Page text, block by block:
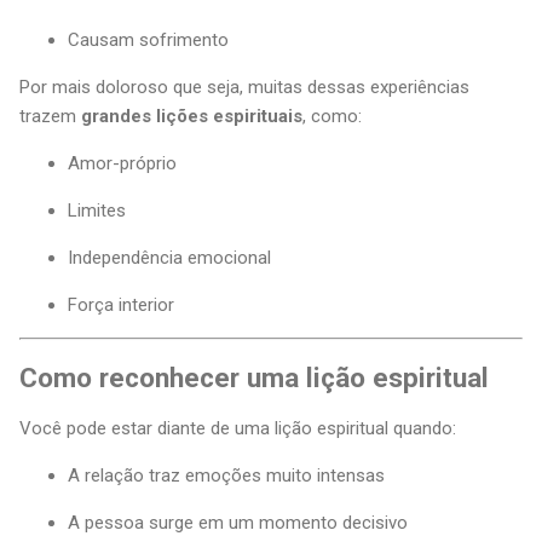
Causam sofrimento
Por mais doloroso que seja, muitas dessas experiências
trazem grandes lições espirituais, como:
Amor-próprio
Limites
Independência emocional
Força interior
Como reconhecer uma lição espiritual
Você pode estar diante de uma lição espiritual quando:
A relação traz emoções muito intensas
A pessoa surge em um momento decisivo